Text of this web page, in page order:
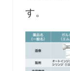
す。